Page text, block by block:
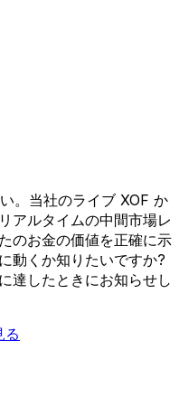
。当社のライブ XOF か
アルタイムの中間市場レ
のお金の価値を正確に示
動くか知りたいですか?
達したときにお知らせし
る